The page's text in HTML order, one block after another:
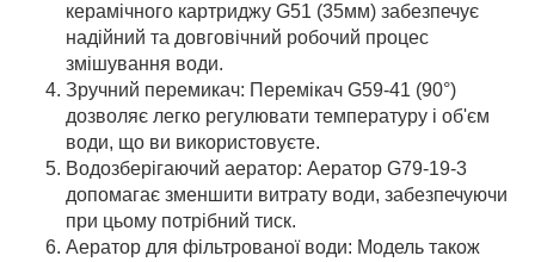
керамічного картриджу G51 (35мм) забезпечує
надійний та довговічний робочий процес
змішування води.
Зручний перемикач: Перемікач G59-41 (90°)
дозволяє легко регулювати температуру і об'єм
води, що ви використовуєте.
Водозберігаючий аератор: Аератор G79-19-3
допомагає зменшити витрату води, забезпечуючи
при цьому потрібний тиск.
Аератор для фільтрованої води: Модель також